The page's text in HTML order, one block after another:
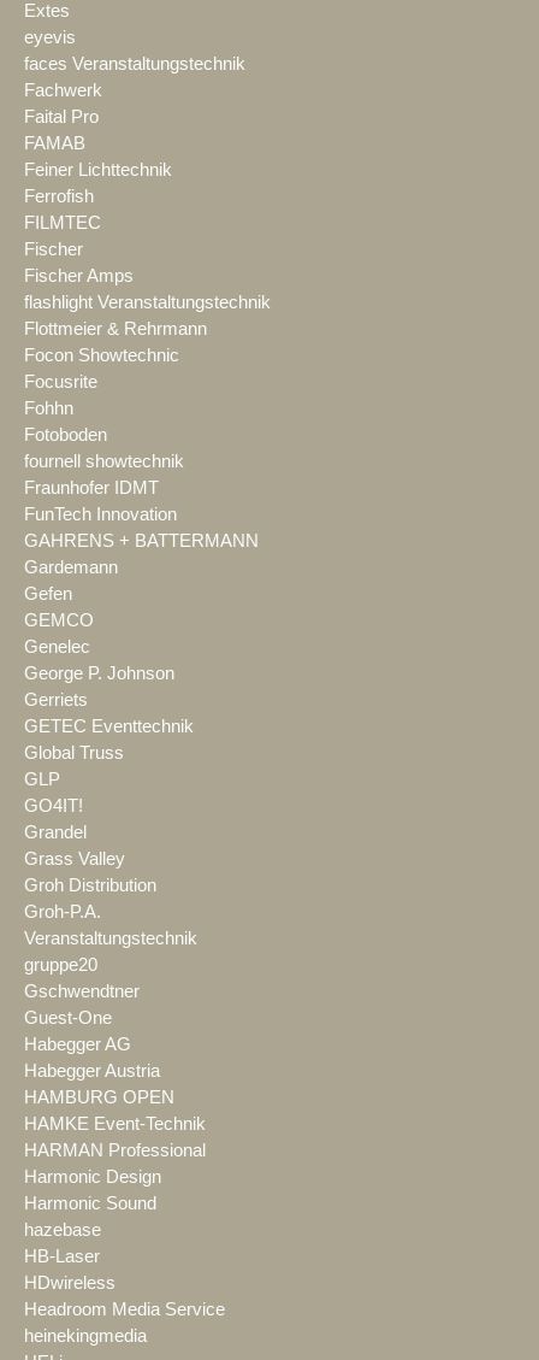
Extes
eyevis
faces Veranstaltungstechnik
Fachwerk
Faital Pro
FAMAB
Feiner Lichttechnik
Ferrofish
FILMTEC
Fischer
Fischer Amps
flashlight Veranstaltungstechnik
Flottmeier & Rehrmann
Focon Showtechnic
Focusrite
Fohhn
Fotoboden
fournell showtechnik
Fraunhofer IDMT
FunTech Innovation
GAHRENS + BATTERMANN
Gardemann
Gefen
GEMCO
Genelec
George P. Johnson
Gerriets
GETEC Eventtechnik
Global Truss
GLP
GO4IT!
Grandel
Grass Valley
Groh Distribution
Groh-P.A.
Veranstaltungstechnik
gruppe20
Gschwendtner
Guest-One
Habegger AG
Habegger Austria
HAMBURG OPEN
HAMKE Event-Technik
HARMAN Professional
Harmonic Design
Harmonic Sound
hazebase
HB-Laser
HDwireless
Headroom Media Service
heinekingmedia